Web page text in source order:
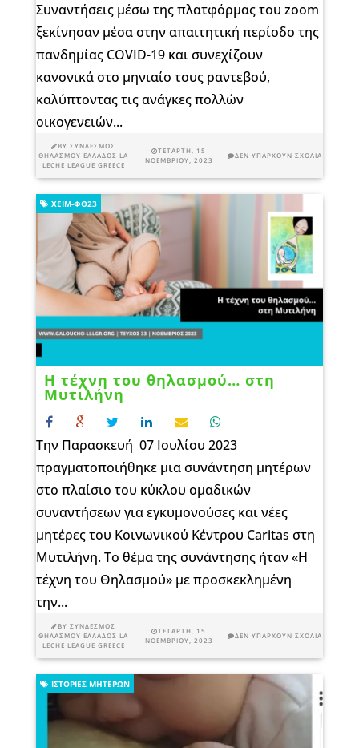
Συναντήσεις μέσω της πλατφόρμας του zoom
ξεκίνησαν μέσα στην απαιτητική περίοδο της
πανδημίας COVID-19 και συνεχίζουν
κανονικά στο μηνιαίο τους ραντεβού,
καλύπτοντας τις ανάγκες πολλών
οικογενειών...
BYΣΎΝΔΕΣΜΟΣ
ΘΗΛΑΣΜΟΎ ΕΛΛΆΔΟΣ LA
LECHE LEAGUE GREECE
ΤΕΤΆΡΤΗ, 15
ΝΟΕΜΒΡΊΟΥ, 2023
ΔΕΝ ΥΠΆΡΧΟΥΝ ΣΧΌΛΙΑ
Η τέχνη του θηλασμού… στη
Μυτιλήνη
ΧΕΙΜ-ΦΘ23
Την Παρασκευή 07 Ιουλίου 2023
πραγματοποιήθηκε μια συνάντηση μητέρων
στο πλαίσιο του κύκλου ομαδικών
συναντήσεων για εγκυμονούσες και νέες
μητέρες του Κοινωνικού Κέντρου Caritas στη
Μυτιλήνη. Το θέμα της συνάντησης ήταν «Η
τέχνη του Θηλασμού» με προσκεκλημένη
την...
BYΣΎΝΔΕΣΜΟΣ
ΘΗΛΑΣΜΟΎ ΕΛΛΆΔΟΣ LA
LECHE LEAGUE GREECE
ΤΕΤΆΡΤΗ, 15
ΝΟΕΜΒΡΊΟΥ, 2023
ΔΕΝ ΥΠΆΡΧΟΥΝ ΣΧΌΛΙΑ
ΙΣΤΟΡΊΕΣ ΜΗΤΈΡΩΝ